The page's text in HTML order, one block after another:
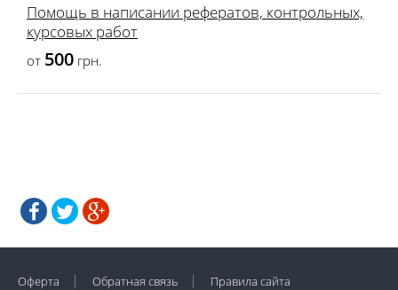
Помощь в написании рефератов, контрольных,
курсовых работ
от 500 грн.
Оферта Обратная связь Правила сайта